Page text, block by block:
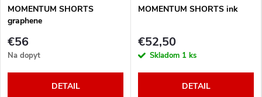
MOMENTUM SHORTS
graphene
€56
Na dopyt
DETAIL
MOMENTUM SHORTS ink
€52,50
Skladom 1 ks
DETAIL